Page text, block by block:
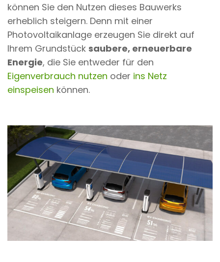
können Sie den Nutzen dieses Bauwerks
erheblich steigern. Denn mit einer
Photovoltaikanlage erzeugen Sie direkt auf
Ihrem Grundstück saubere, erneuerbare
Energie, die Sie entweder für den
Eigenverbrauch nutzen oder ins Netz
einspeisen können.